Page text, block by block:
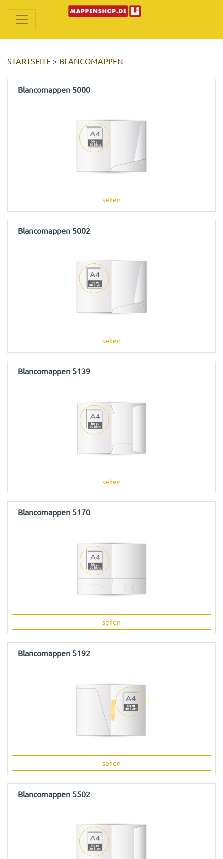
STARTSEITE > BLANCOMAPPEN
Blancomappen 5000
sehen
Blancomappen 5002
sehen
Blancomappen 5139
sehen
Blancomappen 5170
sehen
Blancomappen 5192
sehen
Blancomappen 5502